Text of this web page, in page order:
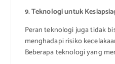
9. Teknologi untuk
Peran teknologi juga tidak
menghadapi risiko
Beberapa teknologi yang